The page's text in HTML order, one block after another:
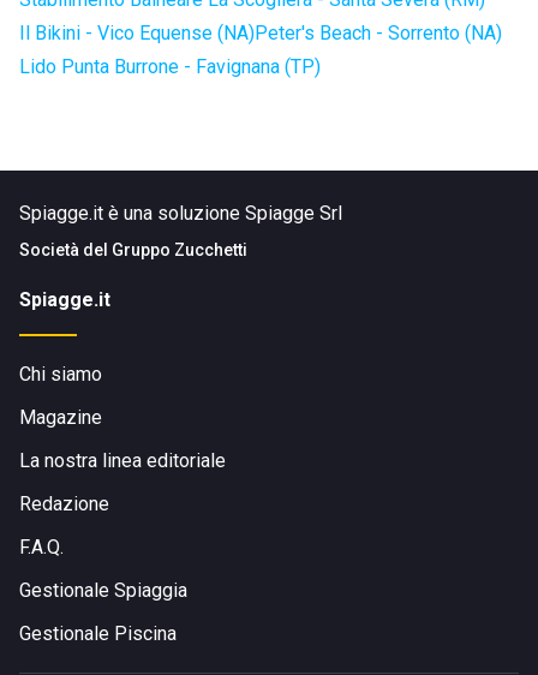
Il Bikini - Vico Equense (NA)Peter's Beach - Sorrento (NA)
Lido Punta Burrone - Favignana (TP)
Spiagge.it è una soluzione Spiagge Srl
Società del Gruppo Zucchetti
Spiagge.it
Chi siamo
Magazine
La nostra linea editoriale
Redazione
F.A.Q.
Gestionale Spiaggia
Gestionale Piscina